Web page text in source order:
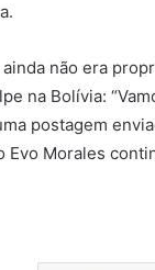
ainda não era
na Bolívia:
postagem
Evo Morales